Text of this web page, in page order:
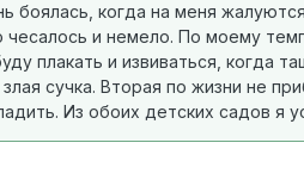
боялась, когда на меня
чесалось и немело. По моему
плакать и извиваться, когда
сучка. Вторая по жизни не
Из обоих детских садов я